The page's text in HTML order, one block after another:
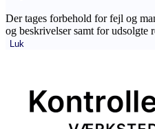
Der tages forbehold for fejl og
og beskrivelser samt for udsolgte
Luk